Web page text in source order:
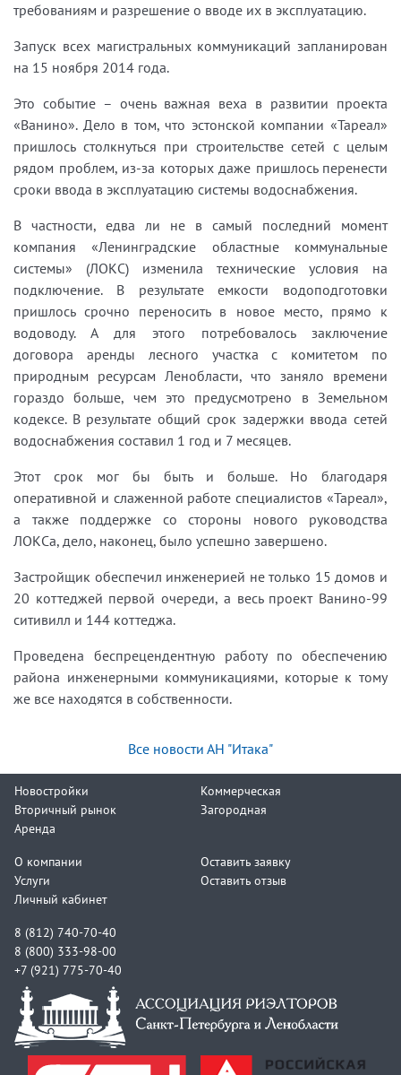
требованиям и разрешение о вводе их в эксплуатацию.
Запуск всех магистральных коммуникаций запланирован
на 15 ноября 2014 года.
Это событие – очень важная веха в развитии проекта
«Ванино». Дело в том, что эстонской компании «Тареал»
пришлось столкнуться при строительстве сетей с целым
рядом проблем, из-за которых даже пришлось перенести
сроки ввода в эксплуатацию системы водоснабжения.
В частности, едва ли не в самый последний момент
компания «Ленинградские областные коммунальные
системы» (ЛОКС) изменила технические условия на
подключение. В результате емкости водоподготовки
пришлось срочно переносить в новое место, прямо к
водоводу. А для этого потребовалось заключение
договора аренды лесного участка с комитетом по
природным ресурсам Ленобласти, что заняло времени
гораздо больше, чем это предусмотрено в Земельном
кодексе. В результате общий срок задержки ввода сетей
водоснабжения составил 1 год и 7 месяцев.
Этот срок мог бы быть и больше. Но благодаря
оперативной и слаженной работе специалистов «Тареал»,
а также поддержке со стороны нового руководства
ЛОКСа, дело, наконец, было успешно завершено.
Застройщик обеспечил инженерией не только 15 домов и
20 коттеджей первой очереди, а весь проект Ванино-99
ситивилл и 144 коттеджа.
Проведена беспрецендентную работу по обеспечению
района инженерными коммуникациями, которые к тому
же все находятся в собственности.
Все новости АН "Итака"
Новостройки
Вторичный рынок
Аренда
Коммерческая
Загородная
О компании
Услуги
Личный кабинет
Оставить заявку
Оставить отзыв
8 (812) 740-70-40
8 (800) 333-98-00
+7 (921) 775-70-40